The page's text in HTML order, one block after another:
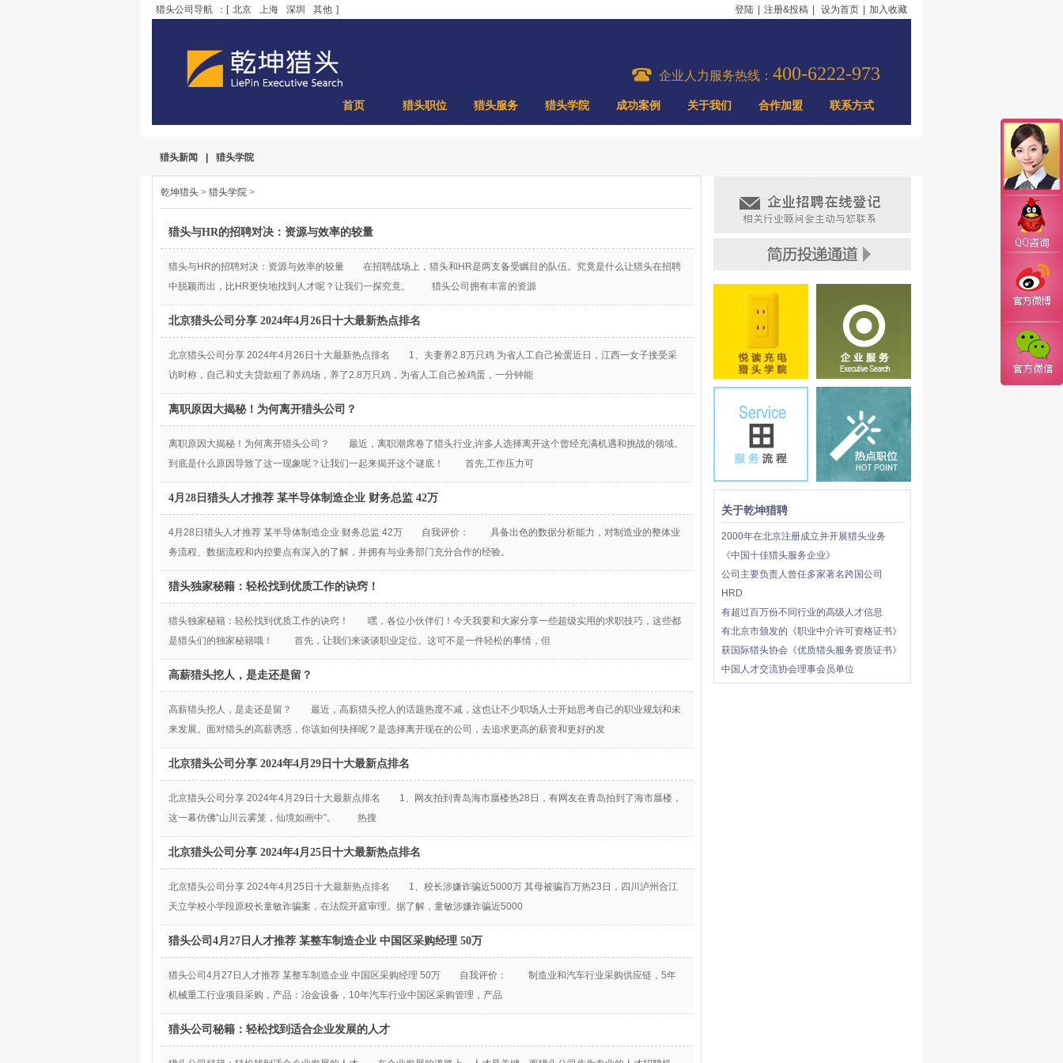
猎头公司导航 ：[ 北京 上海 深圳 其他 ] 登陆 注册&投稿 设为首页 加入收藏
企业人力服务热线： 400-6222-973
首页 猎头职位 猎头服务 猎头学院 成功案例 关于我们 合作加盟 联系方式
猎头新闻 猎头学院
乾坤猎头 > 猎头学院 >
猎头与HR的招聘对决：资源与效率的较量
猎头与HR的招聘对决：资源与效率的较量 在招聘战场上，猎头和HR是两支备受瞩目的队伍。究竟是什么让猎头在招聘
中脱颖而出，比HR更快地找到人才呢？让我们一探究竟。 猎头公司拥有丰富的资源
北京猎头公司分享 2024年4月26日十大最新热点排名
北京猎头公司分享 2024年4月26日十大最新热点排名 1、夫妻养2.8万只鸡 为省人工自己捡蛋近日，江西一女子接受采
访时称，自己和丈夫贷款租了养鸡场，养了2.8万只鸡，为省人工自己捡鸡蛋，一分钟能
离职原因大揭秘！为何离开猎头公司？
离职原因大揭秘！为何离开猎头公司？ 最近，离职潮席卷了猎头行业,许多人选择离开这个曾经充满机遇和挑战的领域。
到底是什么原因导致了这一现象呢？让我们一起来揭开这个谜底！ 首先,工作压力可
4月28日猎头人才推荐 某半导体制造企业 财务总监 42万
4月28日猎头人才推荐 某半导体制造企业 财务总监 42万 自我评价： 具备出色的数据分析能力，对制造业的整体业
务流程、数据流程和内控要点有深入的了解，并拥有与业务部门充分合作的经验。
猎头独家秘籍：轻松找到优质工作的诀窍！
猎头独家秘籍：轻松找到优质工作的诀窍！ 嘿，各位小伙伴们！今天我要和大家分享一些超级实用的求职技巧，这些都
是猎头们的独家秘籍哦！ 首先，让我们来谈谈职业定位。这可不是一件轻松的事情，但
高薪猎头挖人，是走还是留？
高薪猎头挖人，是走还是留？ 最近，高薪猎头挖人的话题热度不减，这也让不少职场人士开始思考自己的职业规划和未
来发展。面对猎头的高薪诱惑，你该如何抉择呢？是选择离开现在的公司，去追求更高的薪资和更好的发
北京猎头公司分享 2024年4月29日十大最新点排名
北京猎头公司分享 2024年4月29日十大最新点排名 1、网友拍到青岛海市蜃楼热28日，有网友在青岛拍到了海市蜃楼，
这一幕仿佛“山川云雾笼，仙境如画中”。 热搜
北京猎头公司分享 2024年4月25日十大最新热点排名
北京猎头公司分享 2024年4月25日十大最新热点排名 1、校长涉嫌诈骗近5000万 其母被骗百万热23日，四川泸州合江
天立学校小学段原校长童敏诈骗案，在法院开庭审理。据了解，童敏涉嫌诈骗近5000
猎头公司4月27日人才推荐 某整车制造企业 中国区采购经理 50万
猎头公司4月27日人才推荐 某整车制造企业 中国区采购经理 50万 自我评价： 制造业和汽车行业采购供应链，5年
机械重工行业项目采购，产品：冶金设备，10年汽车行业中国区采购管理，产品
猎头公司秘籍：轻松找到适合企业发展的人才
关于乾坤猎聘
2000年在北京注册成立并开展猎头业务
《中国十佳猎头服务企业》
公司主要负责人曾任多家著名跨国公司
HRD
有超过百万份不同行业的高级人才信息
有北京市颁发的《职业中介许可资格证书》
获国际猎头协会《优质猎头服务资质证书》
中国人才交流协会理事会员单位